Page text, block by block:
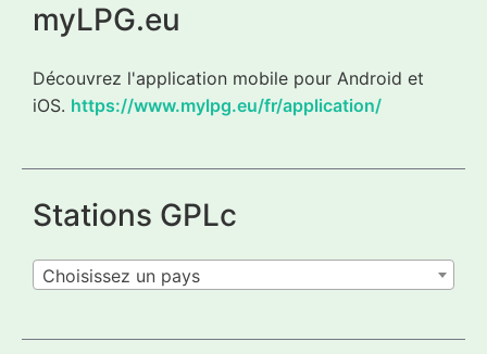
myLPG.eu
Découvrez l'application mobile pour Android et
iOS. https://www.mylpg.eu/fr/application/
Stations GPLc
Choisissez un pays